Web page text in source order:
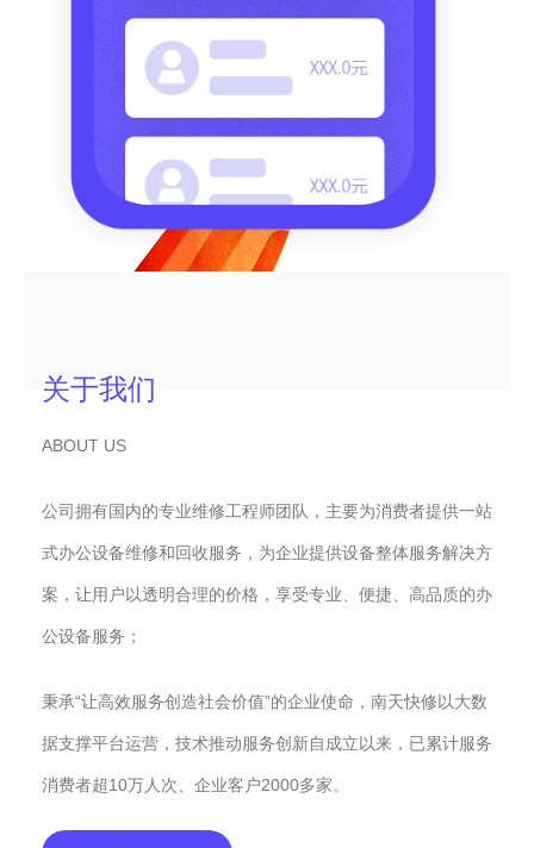
关于我们
ABOUT US
公司拥有国内的专业维修工程师团队，主要为消费者提供一站
式办公设备维修和回收服务，为企业提供设备整体服务解决方
案，让用户以透明合理的价格，享受专业、便捷、高品质的办
公设备服务；
秉承“让高效服务创造社会价值”的企业使命，南天快修以大数
据支撑平台运营，技术推动服务创新自成立以来，已累计服务
消费者超10万人次、企业客户2000多家。